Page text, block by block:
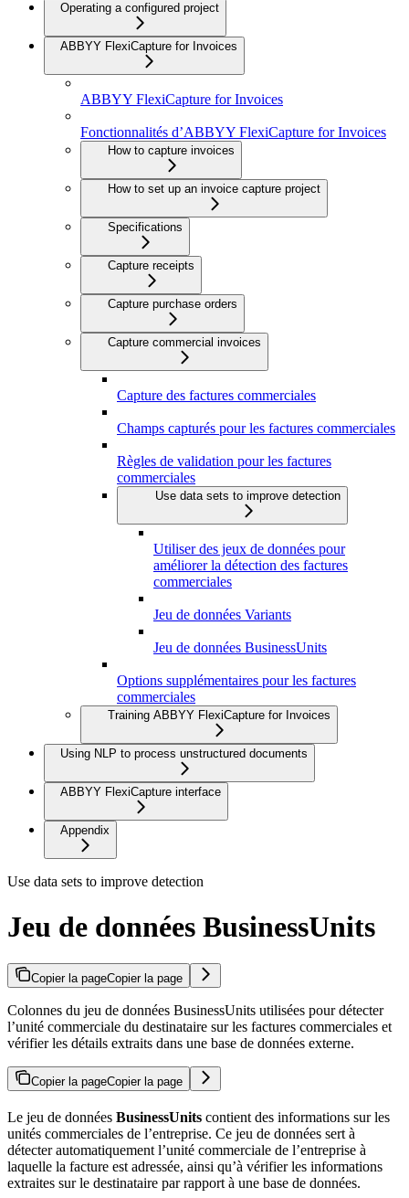
Operating a configured project
ABBYY FlexiCapture for Invoices
ABBYY FlexiCapture for Invoices
Fonctionnalités d’ABBYY FlexiCapture for Invoices
How to capture invoices
How to set up an invoice capture project
Specifications
Capture receipts
Capture purchase orders
Capture commercial invoices
Capture des factures commerciales
Champs capturés pour les factures commerciales
Règles de validation pour les factures
commerciales
Use data sets to improve detection
Utiliser des jeux de données pour
améliorer la détection des factures
commerciales
Jeu de données Variants
Jeu de données BusinessUnits
Options supplémentaires pour les factures
commerciales
Training ABBYY FlexiCapture for Invoices
Using NLP to process unstructured documents
ABBYY FlexiCapture interface
Appendix
Use data sets to improve detection
Jeu de données BusinessUnits
Copier la pageCopier la page
Colonnes du jeu de données BusinessUnits utilisées pour détecter
l’unité commerciale du destinataire sur les factures commerciales et
vérifier les détails extraits dans une base de données externe.
Copier la pageCopier la page
Le jeu de données BusinessUnits contient des informations sur les
unités commerciales de l’entreprise. Ce jeu de données sert à
détecter automatiquement l’unité commerciale de l’entreprise à
laquelle la facture est adressée, ainsi qu’à vérifier les informations
extraites sur le destinataire par rapport à une base de données.